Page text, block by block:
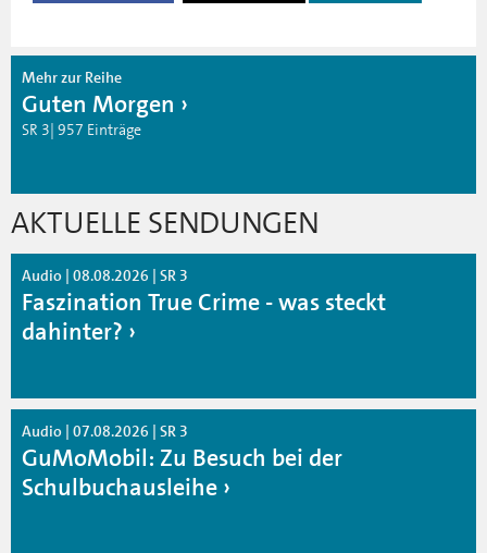
Mehr zur Reihe
Guten Morgen
SR 3| 957 Einträge
AKTUELLE SENDUNGEN
Audio | 08.08.2026 | SR 3
Faszination True Crime - was steckt
dahinter?
Audio | 07.08.2026 | SR 3
GuMoMobil: Zu Besuch bei der
Schulbuchausleihe